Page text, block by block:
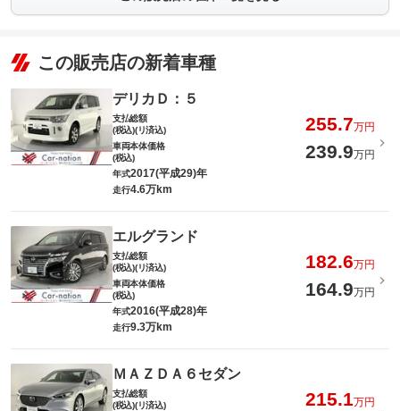
この販売店の新着車種
デリカＤ：５
支払総額
(税込)(リ済込)
255.7万円
車両本体価格
(税込)
239.9万円
年式2017(平成29)年
走行4.6万km
エルグランド
支払総額
(税込)(リ済込)
182.6万円
車両本体価格
(税込)
164.9万円
年式2016(平成28)年
走行9.3万km
ＭＡＺＤＡ６セダン
支払総額
(税込)(リ済込)
215.1万円